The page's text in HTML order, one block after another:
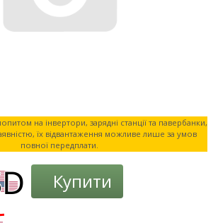
на інвертори, зарядні станції та павербанки,
їх відвантаження можливе лише за умов
повної передплати.
Купити